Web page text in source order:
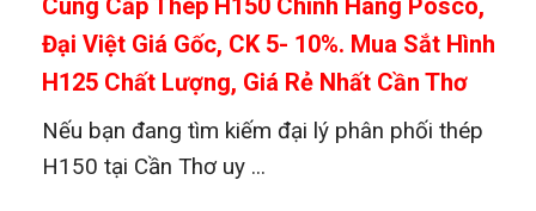
Đại Việt Giá Gốc, CK 5- 10%. Mua Sắt Hình
H125 Chất Lượng, Giá Rẻ Nhất Cần Thơ
Nếu bạn đang tìm kiếm đại lý phân phối thép
H150 tại Cần Thơ uy ...